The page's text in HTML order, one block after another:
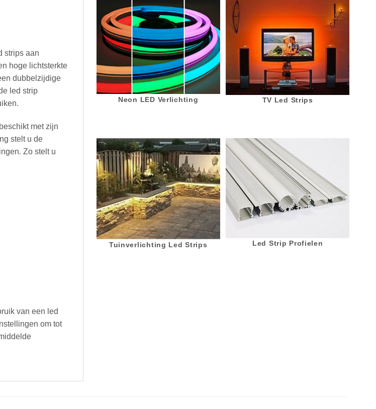
strips aan
hoge lichtsterkte
dubbelzijdige
led strip
met zijn
stelt u de
Zo stelt u
van een led
om tot
Neon LED Verlichting TV Led Strips
Tuinverlichting Led Strips Led Strip Profielen